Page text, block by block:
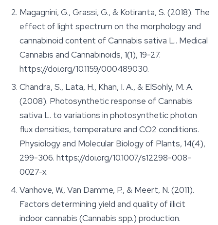
Magagnini, G., Grassi, G., & Kotiranta, S. (2018). The
effect of light spectrum on the morphology and
cannabinoid content of Cannabis sativa L.. Medical
Cannabis and Cannabinoids, 1(1), 19-27.
https://doi.org/10.1159/000489030.
Chandra, S., Lata, H., Khan, I. A., & ElSohly, M. A.
(2008). Photosynthetic response of Cannabis
sativa L. to variations in photosynthetic photon
flux densities, temperature and CO2 conditions.
Physiology and Molecular Biology of Plants, 14(4),
299-306. https://doi.org/10.1007/s12298-008-
0027-x.
Vanhove, W., Van Damme, P., & Meert, N. (2011).
Factors determining yield and quality of illicit
indoor cannabis (Cannabis spp.) production.